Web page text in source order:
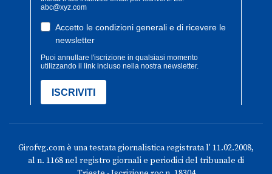
Girofvg.com è una testata giornalistica registrata l' 11.02.2008,
al n. 1168 nel registro giornali e periodici del tribunale di